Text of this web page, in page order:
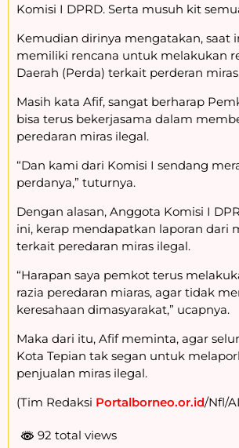
Komisi I DPRD. Serta musuh kit
Kemudian dirinya mengatakan, saat
memiliki rencana untuk melakukan
Daerah (Perda) terkait perderan miras.
Masih kata Afif, sangat berharap
bisa terus bekerjasama dalam
peredaran miras ilegal.
“Dan kami dari Komisi I sendang
perdanya,” tuturnya.
Dengan alasan, Anggota Komisi I
ini, kerap mendapatkan laporan dari
terkait peredaran miras ilegal.
“Harapan saya pemkot terus
razia peredaran miaras, agar tidak
keresahaan dimasyarakat,” ucapnya.
Maka dari itu, Afif meminta, agar
Kota Tepian tak segan untuk
penjualan miras ilegal.
(Tim Redaksi Portalborneo.or.id/Nfl/
92 total views